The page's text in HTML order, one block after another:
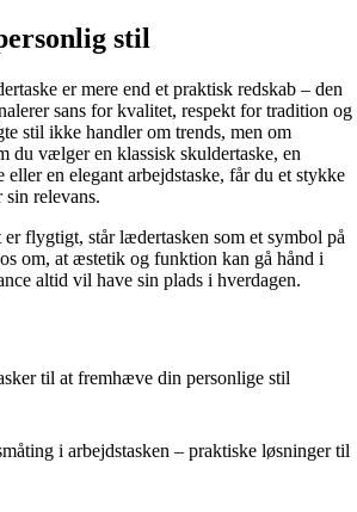
stil
er mere end et praktisk redskab – den
sans for kvalitet, respekt for tradition og
stil ikke handler om trends, men om
du vælger en klassisk skuldertaske, en
eller en elegant arbejdstaske, får du et stykke
sin relevans.
flygtigt, står lædertasken som et symbol på
om, at æstetik og funktion kan gå hånd i
altid vil have sin plads i hverdagen.
til at fremhæve din personlige stil
i arbejdstasken – praktiske løsninger til